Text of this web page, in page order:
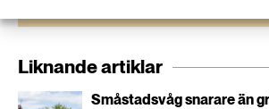
Liknande artiklar
Småstadsvåg snarare än